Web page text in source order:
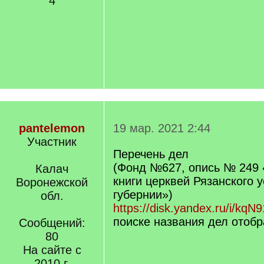
pantelemon
Участник
Калач
Воронежской
обл.
Сообщений:
80
На сайте с
19 мар. 2021 2:44
Перечень дел
(Фонд №627, опись № 249
книги церквей Рязанского
губернии»)
https://disk.yandex.ru/i/
поиске названия дел